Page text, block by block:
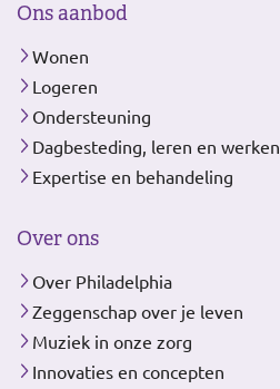
Ons aanbod
Wonen
Logeren
Ondersteuning
Dagbesteding, leren en werken
Expertise en behandeling
Over ons
Over Philadelphia
Zeggenschap over je leven
Muziek in onze zorg
Innovaties en concepten